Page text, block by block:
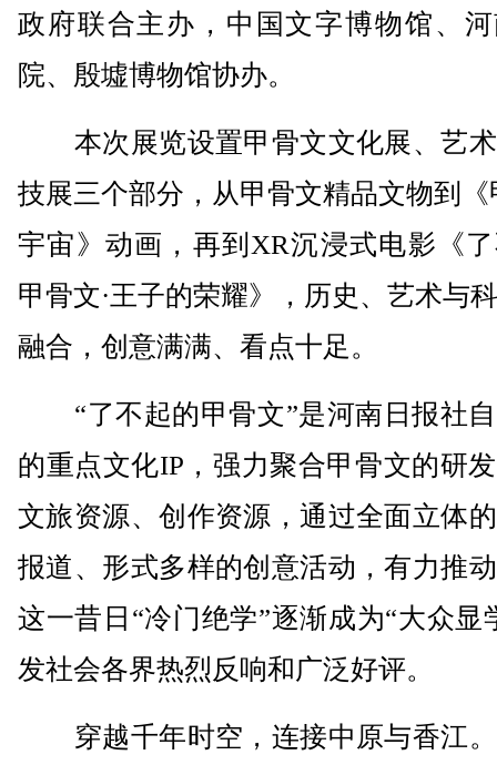
政府联合主办，中国文字博物馆、
院、殷墟博物馆协办。
本次展览设置甲骨文文化展、艺
技展三个部分，从甲骨文精品文物到《
宇宙》动画，再到XR沉浸式电影《
甲骨文·王子的荣耀》，历史、艺术与
融合，创意满满、看点十足。
“了不起的甲骨文”是河南日报社
的重点文化IP，强力聚合甲骨文的研
文旅资源、创作资源，通过全面立体
报道、形式多样的创意活动，有力推
这一昔日“冷门绝学”逐渐成为“大众显
发社会各界热烈反响和广泛好评。
穿越千年时空，连接中原与香江